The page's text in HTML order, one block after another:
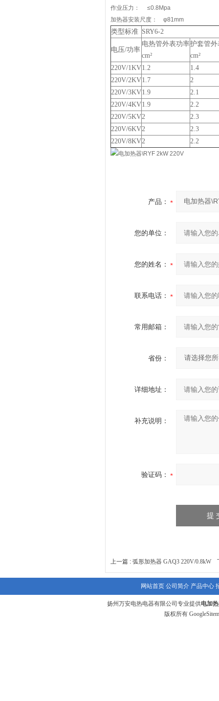
作业压力： ≤0.8Mpa
加热器安装尺度： φ81mm
类型标准 SRY6-2
电压/功率
电热管外表功率
cm²
护套管
cm²
220V/1KV1.2
1.4
220V/2KV1.7
2
220V/3KV1.9
2.1
220V/4KV1.9
2.2
220V/5KV2
2.3
220V/6KV2
2.3
220V/8KV2 2.2
产品：
您的单位：
您的姓名：
联系电话：
常用邮箱：
省份：
详细地址：
补充说明：
验证码：
上一篇 : 弧形加热器 GAQ3 220V/0.8kW
网站首页 公司简介 产品中心
扬州万安电热电器有限公司专业提供电加
版权所有